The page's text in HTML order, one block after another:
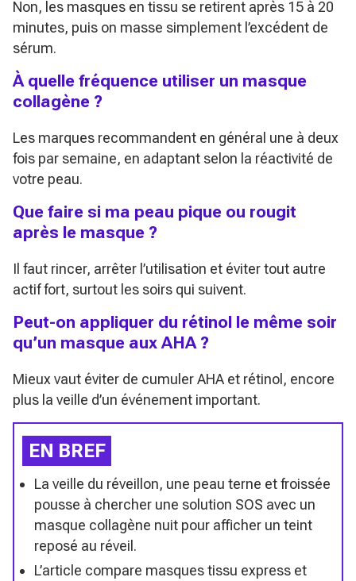
Non, les masques en tissu se retirent après 15 à 20
minutes, puis on masse simplement l’excédent de
sérum.
À quelle fréquence utiliser un masque
collagène ?
Les marques recommandent en général une à deux
fois par semaine, en adaptant selon la réactivité de
votre peau.
Que faire si ma peau pique ou rougit
après le masque ?
Il faut rincer, arrêter l’utilisation et éviter tout autre
actif fort, surtout les soirs qui suivent.
Peut-on appliquer du rétinol le même soir
qu’un masque aux AHA ?
Mieux vaut éviter de cumuler AHA et rétinol, encore
plus la veille d’un événement important.
EN BREF
La veille du réveillon, une peau terne et froissée
pousse à chercher une solution SOS avec un
masque collagène nuit pour afficher un teint
reposé au réveil.
L’article compare masques tissu express et